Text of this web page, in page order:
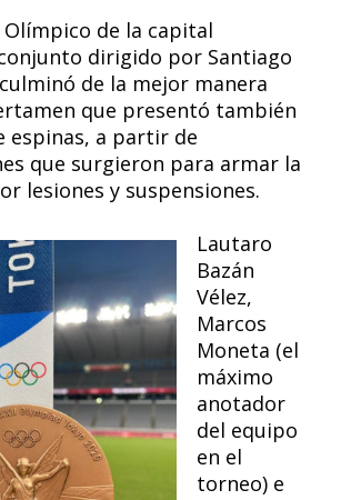
Olímpico de la capital
dirigido por Santiago
de la mejor manera
que presentó también
espinas, a partir de
que surgieron para armar la
lesiones y suspensiones.
Lautaro
Bazán
Vélez,
Marcos
Moneta (el
máximo
anotador
del equipo
en el
torneo) e